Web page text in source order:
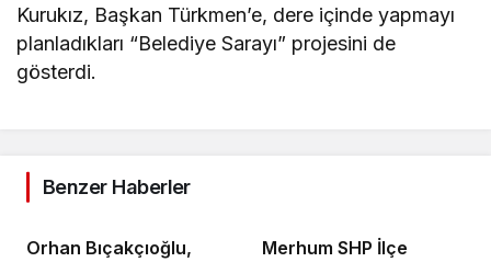
Kurukız, Başkan Türkmen’e, dere içinde yapmayı
planladıkları “Belediye Sarayı” projesini de
gösterdi.
Benzer Haberler
Orhan Bıçakçıoğlu,
Merhum SHP İlçe